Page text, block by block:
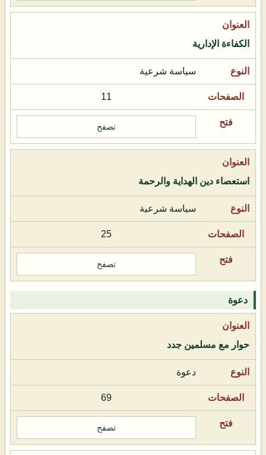
الكفاءة الإدارية
سياسة شرعية
11
تصفح
استعصاء دين الهداية والرحمة
سياسة شرعية
25
تصفح
دعوة
حوار مع مسلمين جدد
دعوة
69
تصفح